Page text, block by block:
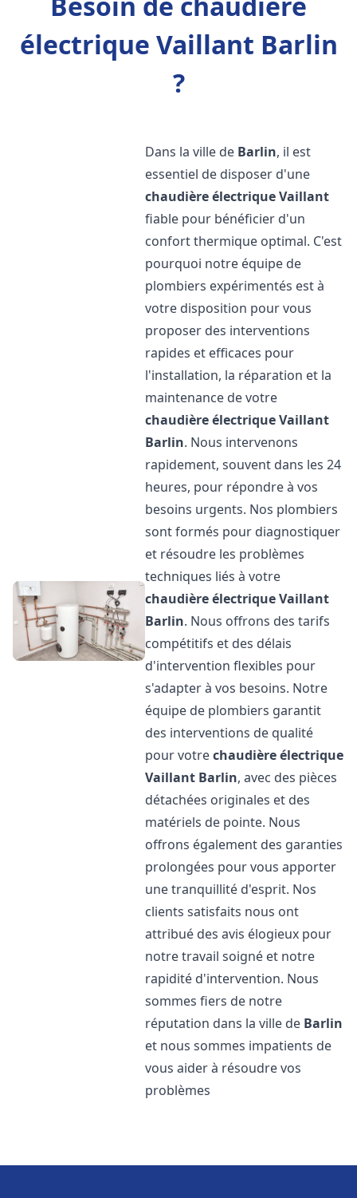
électrique Vaillant Barlin
?
Dans la ville de Barlin, il est
essentiel de disposer d'une
chaudière électrique Vaillant
fiable pour bénéficier d'un
confort thermique optimal. C'est
pourquoi notre équipe de
plombiers expérimentés est à
votre disposition pour vous
proposer des interventions
rapides et efficaces pour
l'installation, la réparation et la
maintenance de votre
chaudière électrique Vaillant
Barlin. Nous intervenons
rapidement, souvent dans les 24
heures, pour répondre à vos
besoins urgents. Nos plombiers
sont formés pour diagnostiquer
et résoudre les problèmes
techniques liés à votre
chaudière électrique Vaillant
Barlin. Nous offrons des tarifs
compétitifs et des délais
d'intervention flexibles pour
s'adapter à vos besoins. Notre
équipe de plombiers garantit
des interventions de qualité
pour votrechaudière électrique
Vaillant Barlin, avec des pièces
détachées originales et des
matériels de pointe. Nous
offrons également des garanties
prolongées pour vous apporter
une tranquillité d'esprit. Nos
clients satisfaits nous ont
attribué des avis élogieux pour
notre travail soigné et notre
rapidité d'intervention. Nous
sommes fiers de notre
réputation dans la ville de Barlin
et nous sommes impatients de
vous aider à résoudre vos
problèmes